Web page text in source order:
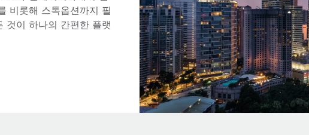
비롯해 스톡옵션까지 필
것이 하나의 간편한 플랫